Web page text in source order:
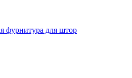
фурнитура для штор